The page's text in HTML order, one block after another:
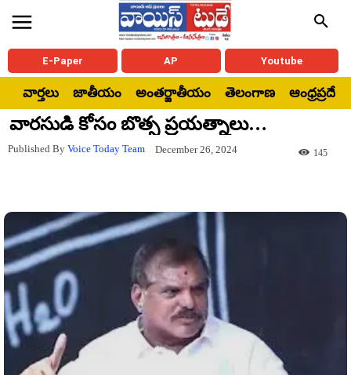
E-Paper AP Youtube
వార్తలు జాతీయం అంతర్జాతీయం తెలంగాణ ఆంధ్రప్రదేశ్
వారసుడి కోసం బొత్స ప్రయత్నాలు…
Published By Voice Today Team December 26, 2024 145